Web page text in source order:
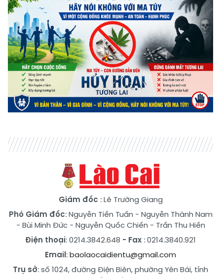
Giám đốc : Lê Trường Giang
Phó Giám đốc:Nguyễn Tiến Tuấn - Nguyễn Thành Nam
- Bùi Minh Đức- Nguyễn Quốc Chiến - Trần Thu Hiền
Điện thoại: 0214.3842.648 - Fax : 0214.3840.921
Email:baolaocaidientu@gmail.com
Trụ sở: số 1024, đường Điện Biên, phường Yên Bái, tỉnh